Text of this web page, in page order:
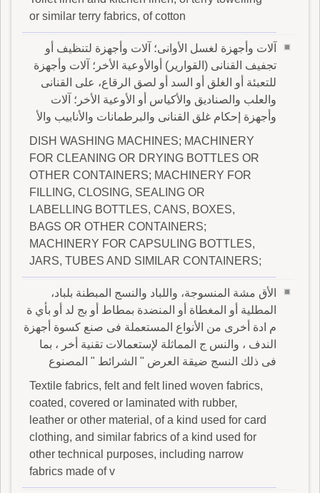
or similar terry fabrics, of cotton
آلات وأجهزة لغسل الأوانى؛ آلات وأجهزة لتنظيف أو
تجفيف القنانى (القوارير) أوالأوعية الأخر؛ آلات وأجهزة
للتعبئة أو الغلق أو السد أو لصق الرقاع، على القنانى
والعلب والصناديق والأكياس أو الأوعية الأخر؛ آلات
وأجهزة إحكام غلق القنانى والبرطمانات والأنابيب والأ
DISH WASHING MACHINES; MACHINERY
FOR CLEANING OR DRYING BOTTLES OR
OTHER CONTAINERS; MACHINERY FOR
FILLING, CLOSING, SEALING OR
LABELLING BOTTLES, CANS, BOXES,
BAGS OR OTHER CONTAINERS;
MACHINERY FOR CAPSULING BOTTLES,
JARS, TUBES AND SIMILAR CONTAINERS;
الأق مشة المنسوجة، واللباد والنسج المبطنة بلباد،
المطلية أو المغطاة أو المنضدة بمطاط أو بج لد أو بأي ة
م ادة أخرى من الأنواع المستعملة فى صنع كسوة أجهزة
الندف ، والنس ج المماثلة لإستعمالات تقنية أخر ، بما
فى ذلك النسج ضيقة العرض " الشرائط " المصنوع
Textile fabrics, felt and felt lined woven fabrics,
coated, covered or laminated with rubber,
leather or other material, of a kind used for card
clothing, and similar fabrics of a kind used for
other technical purposes, including narrow
fabrics made of v